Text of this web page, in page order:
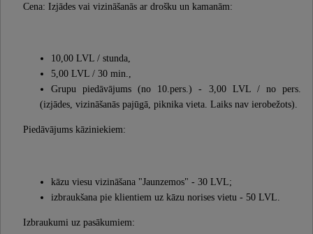
Cena: Izjādes vai vizināšanās ar drošku un kamanām:
10,00 LVL / stunda,
5,00 LVL / 30 min.,
Grupu piedāvājums (no 10.pers.) - 3,00 LVL / no pers.
(izjādes, vizināšanās pajūgā, piknika vieta. Laiks nav ierobežots).
Piedāvājums kāziniekiem:
kāzu viesu vizināšana "Jaunzemos" - 30 LVL;
izbraukšana pie klientiem uz kāzu norises vietu - 50 LVL.
Izbraukumi uz pasākumiem: